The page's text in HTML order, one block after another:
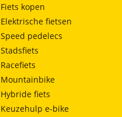
Fiets kopen
Elektrische fietsen
Speed pedelecs
Stadsfiets
Racefiets
Mountainbike
Hybride fiets
Keuzehulp e-bike